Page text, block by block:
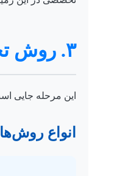
۳. روش تحقیق و جمع‌آوری داده‌ها: دقت و اعتبار علمی
این مرحله جایی
انواع